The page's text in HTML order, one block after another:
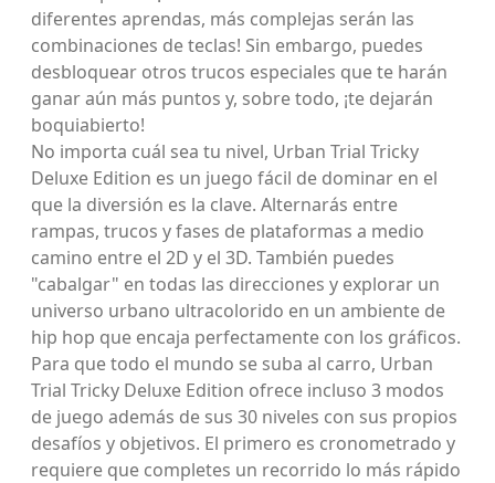
diferentes aprendas, más complejas serán las
combinaciones de teclas! Sin embargo, puedes
desbloquear otros trucos especiales que te harán
ganar aún más puntos y, sobre todo, ¡te dejarán
boquiabierto!
No importa cuál sea tu nivel, Urban Trial Tricky
Deluxe Edition es un juego fácil de dominar en el
que la diversión es la clave. Alternarás entre
rampas, trucos y fases de plataformas a medio
camino entre el 2D y el 3D. También puedes
"cabalgar" en todas las direcciones y explorar un
universo urbano ultracolorido en un ambiente de
hip hop que encaja perfectamente con los gráficos.
Para que todo el mundo se suba al carro, Urban
Trial Tricky Deluxe Edition ofrece incluso 3 modos
de juego además de sus 30 niveles con sus propios
desafíos y objetivos. El primero es cronometrado y
requiere que completes un recorrido lo más rápido